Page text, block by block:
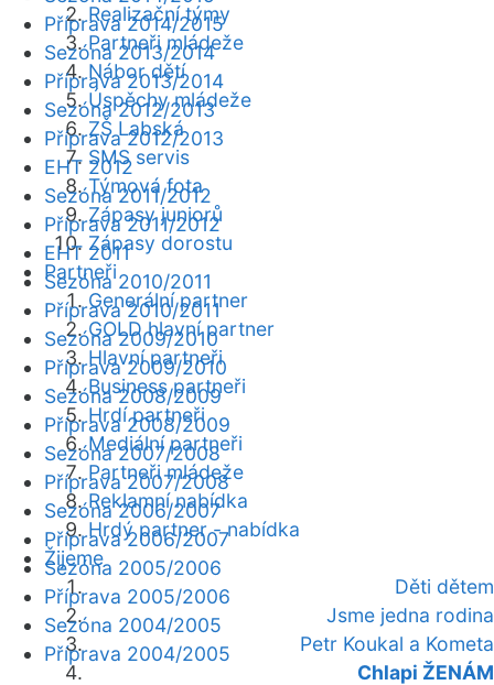
Realizační týmy
Partneři mládeže
Nábor dětí
Úspěchy mládeže
ZŠ Labská
SMS servis
Týmová fota
Zápasy juniorů
Zápasy dorostu
Partneři
Generální partner
GOLD hlavní partner
Hlavní partneři
Business partneři
Hrdí partneři
Mediální partneři
Partneři mládeže
Reklamní nabídka
Hrdý partner - nabídka
Žijeme
Děti dětem
Jsme jedna rodina
Petr Koukal a Kometa
Chlapi ŽENÁM
Příprava 2014/2015
Sezóna 2013/2014
Příprava 2013/2014
Sezóna 2012/2013
Příprava 2012/2013
EHT 2012
Sezóna 2011/2012
Příprava 2011/2012
EHT 2011
Sezóna 2010/2011
Příprava 2010/2011
Sezóna 2009/2010
Příprava 2009/2010
Sezóna 2008/2009
Příprava 2008/2009
Sezóna 2007/2008
Příprava 2007/2008
Sezóna 2006/2007
Příprava 2006/2007
Sezóna 2005/2006
Příprava 2005/2006
Sezóna 2004/2005
Příprava 2004/2005